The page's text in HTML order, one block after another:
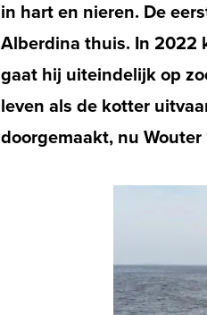
in hart en nieren. De
Alberdina thuis. In 2022
gaat hij uiteindelijk op
leven als de kotter
doorgemaakt, nu Wouter